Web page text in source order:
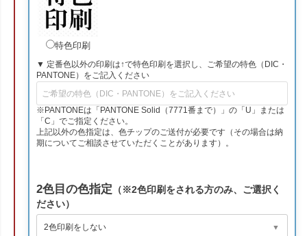
特色印刷
▼ 定番色以外の印刷は↑で特色印刷を選択し、ご希望の特色（DIC・
PANTONE）をご記入ください
※PANTONEは「PANTONE Solid（7771番まで）」の「U」または
「C」でご指定ください。
上記以外の色指定は、色チップのご送付が必要です（その場合は納
期についてご相談させていただくことがあります）。
2色目の色指定 （※2色印刷をされる方のみ、ご選択く
ださい）